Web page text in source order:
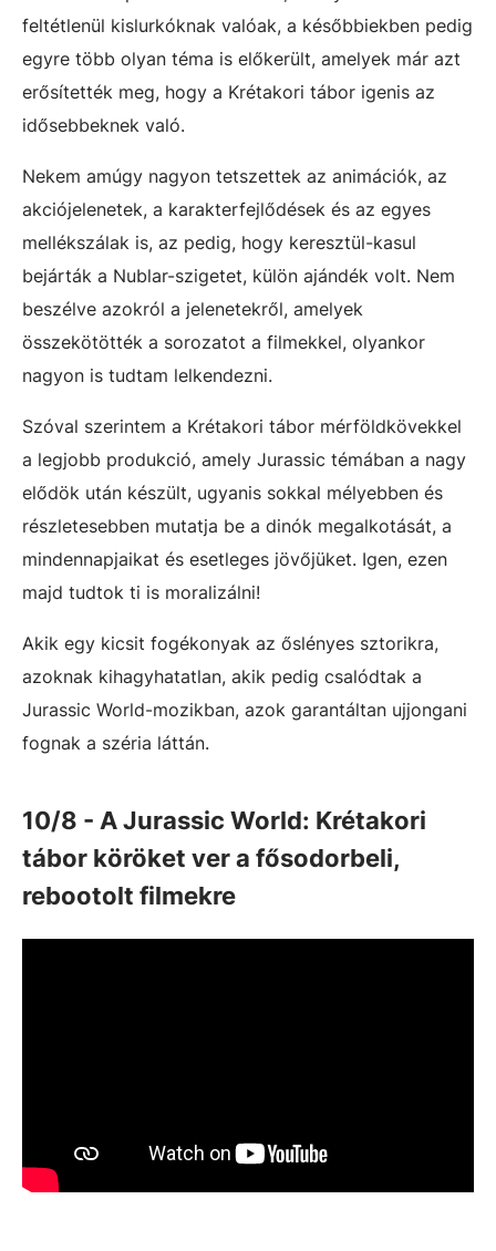
feltétlenül kislurkóknak valóak, a későbbiekben pedig
egyre több olyan téma is előkerült, amelyek már azt
erősítették meg, hogy a Krétakori tábor igenis az
idősebbeknek való.
Nekem amúgy nagyon tetszettek az animációk, az
akciójelenetek, a karakterfejlődések és az egyes
mellékszálak is, az pedig, hogy keresztül-kasul
bejárták a Nublar-szigetet, külön ajándék volt. Nem
beszélve azokról a jelenetekről, amelyek
összekötötték a sorozatot a filmekkel, olyankor
nagyon is tudtam lelkendezni.
Szóval szerintem a Krétakori tábor mérföldkövekkel
a legjobb produkció, amely Jurassic témában a nagy
elődök után készült, ugyanis sokkal mélyebben és
részletesebben mutatja be a dinók megalkotását, a
mindennapjaikat és esetleges jövőjüket. Igen, ezen
majd tudtok ti is moralizálni!
Akik egy kicsit fogékonyak az őslényes sztorikra,
azoknak kihagyhatatlan, akik pedig csalódtak a
Jurassic World-mozikban, azok garantáltan ujjongani
fognak a széria láttán.
10/8 - A Jurassic World: Krétakori
tábor köröket ver a fősodorbeli,
rebootolt filmekre